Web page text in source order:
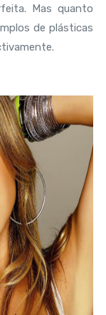
Mas quanto
de plásticas